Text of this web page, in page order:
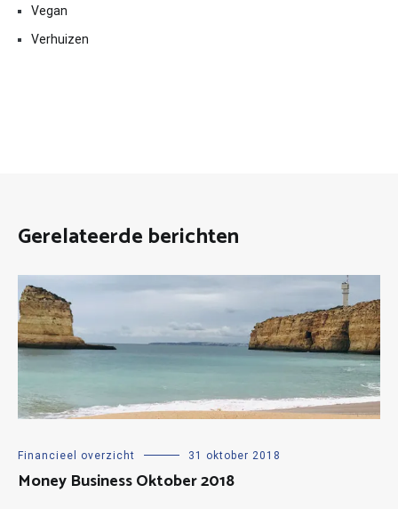
Vegan
Verhuizen
Gerelateerde berichten
Financieel overzicht 31 oktober 2018
Money Business Oktober 2018